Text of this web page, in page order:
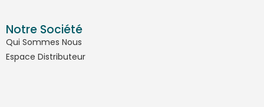
Notre Société
Qui Sommes Nous
Espace Distributeur